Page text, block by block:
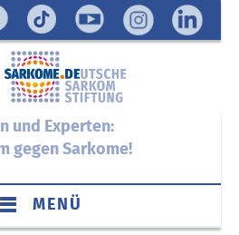
und Experten:
gegen Sarkome!
MENÜ